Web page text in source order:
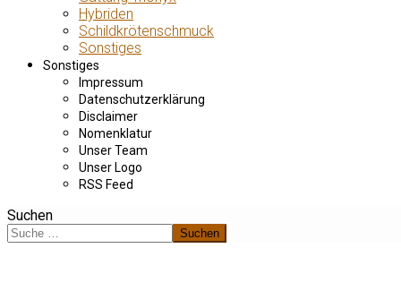
Hybriden
Schildkrötenschmuck
Sonstiges
Sonstiges
Impressum
Datenschutzerklärung
Disclaimer
Nomenklatur
Unser Team
Unser Logo
RSS Feed
Suchen
Suchen